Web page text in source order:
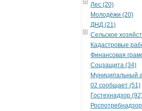
Лес (20)
Молодёжи (20)
ДНД (21)
Сельское
Кадастровые
Финансовая
Соцзащита (34)
Муниципальный
02 сообщает (51)
Гостехнадзор